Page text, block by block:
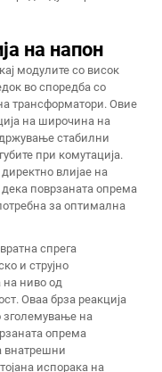
на напон
модулите со висок
во споредба со
трансформатори. Овие
на широчина на
стабилни
при комутација.
влијае на
дека поврзаната опрема
за оптимална
спрега
и струјно
на ниво од
Оваа брза реакција
на
опрема
внатрешни
испорака на